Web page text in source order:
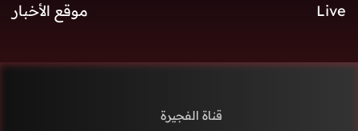
Live
موقع الأخبار
قناة الفجيرة